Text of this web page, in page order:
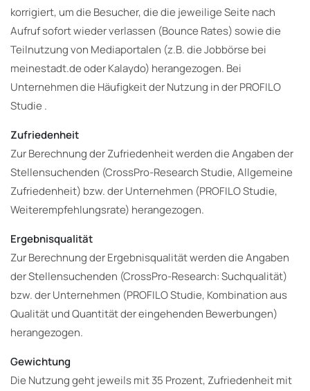
korrigiert, um die Besucher, die die jeweilige Seite nach
Aufruf sofort wieder verlassen (Bounce Rates) sowie die
Teilnutzung von Mediaportalen (z.B. die Jobbörse bei
meinestadt.de oder Kalaydo) herangezogen. Bei
Unternehmen die Häufigkeit der Nutzung in der PROFILO
Studie .
Zufriedenheit
Zur Berechnung der Zufriedenheit werden die Angaben der
Stellensuchenden (CrossPro-Research Studie, Allgemeine
Zufriedenheit) bzw. der Unternehmen (PROFILO Studie,
Weiterempfehlungsrate) herangezogen.
Ergebnisqualität
Zur Berechnung der Ergebnisqualität werden die Angaben
der Stellensuchenden (CrossPro-Research: Suchqualität)
bzw. der Unternehmen (PROFILO Studie, Kombination aus
Qualität und Quantität der eingehenden Bewerbungen)
herangezogen.
Gewichtung
Die Nutzung geht jeweils mit 35 Prozent, Zufriedenheit mit